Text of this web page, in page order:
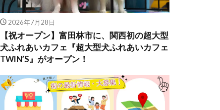
2026年7月28日
【祝オープン】富田林市に、関西初の超大型
犬ふれあいカフェ『超大型犬ふれあいカフェ
TWIN’S』がオープン！